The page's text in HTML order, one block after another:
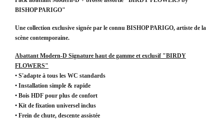
BISHOP PARIGO"
Une collection exclusive signée par le connu BISHOP PARIGO, artiste de la
scène contemporaine.
Abattant Modern-D Signature haut de gamme et exclusif "BIRDY
FLOWERS"
• S'adapte à tous les WC standards
• Installation simple & rapide
• Bois HDF pour plus de confort
• Kit de fixation universel inclus
• Frein de chute, descente assistée